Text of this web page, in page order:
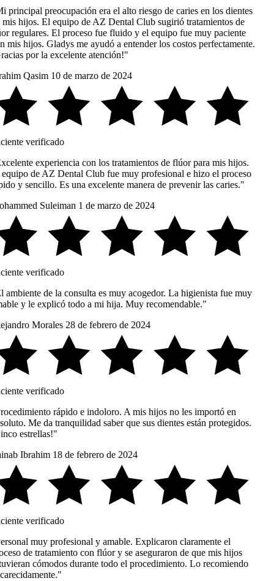
principal preocupación era el alto riesgo de caries en los dientes
hijos. El equipo de AZ Dental Club sugirió tratamientos de
regulares. El proceso fue fluido y el equipo fue muy paciente
mis hijos. Gladys me ayudó a entender los costos perfectamente.
por la excelente atención!"
Qasim 10 de marzo de 2024
verificado
experiencia con los tratamientos de flúor para mis hijos.
de AZ Dental Club fue muy profesional e hizo el proceso
y sencillo. Es una excelente manera de prevenir las caries."
Suleiman 1 de marzo de 2024
verificado
de la consulta es muy acogedor. La higienista fue muy
y le explicó todo a mi hija. Muy recomendable."
Morales 28 de febrero de 2024
verificado
rápido e indoloro. A mis hijos no les importó en
Me da tranquilidad saber que sus dientes están protegidos.
estrellas!"
Ibrahim 18 de febrero de 2024
verificado
muy profesional y amable. Explicaron claramente el
de tratamiento con flúor y se aseguraron de que mis hijos
cómodos durante todo el procedimiento. Lo recomiendo